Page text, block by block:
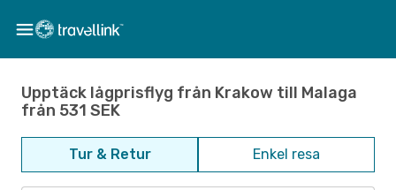
Upptäck lågprisflyg från Krakow till Malaga
från 531 SEK
Tur & Retur Enkel resa